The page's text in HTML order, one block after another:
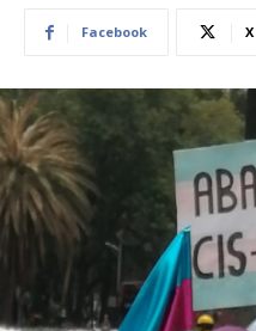
Facebook X